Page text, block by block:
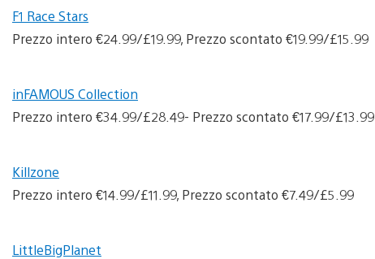
F1 Race Stars
Prezzo intero €24.99/£19.99, Prezzo scontato €19.99/£15.99
inFAMOUS Collection
Prezzo intero €34.99/£28.49- Prezzo scontato €17.99/£13.99
Killzone
Prezzo intero €14.99/£11.99, Prezzo scontato €7.49/£5.99
LittleBigPlanet